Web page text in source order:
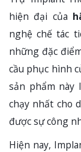
hiện đại của
nghệ chế tác
những đặc
cầu phục hình
sản phẩm này
chạy nhất cho
được sự công
Hiện nay,